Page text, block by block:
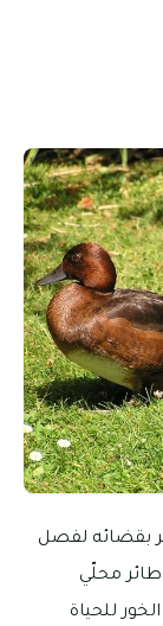
بقضائه لفصل
محلّي
للحياة